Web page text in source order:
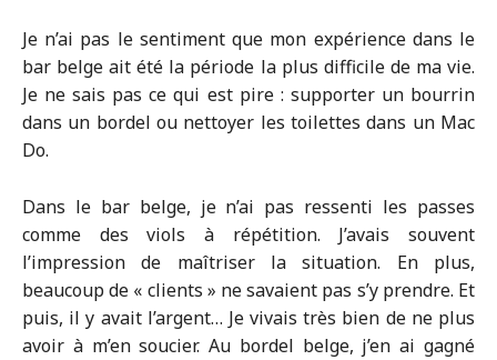
Je n’ai pas le sentiment que mon expérience dans le
bar belge ait été la période la plus difficile de ma vie.
Je ne sais pas ce qui est pire : supporter un bourrin
dans un bordel ou nettoyer les toilettes dans un Mac
Do.
Dans le bar belge, je n’ai pas ressenti les passes
comme des viols à répétition. J’avais souvent
l’impression de maîtriser la situation. En plus,
beaucoup de « clients » ne savaient pas s’y prendre. Et
puis, il y avait l’argent… Je vivais très bien de ne plus
avoir à m’en soucier. Au bordel belge, j’en ai gagné